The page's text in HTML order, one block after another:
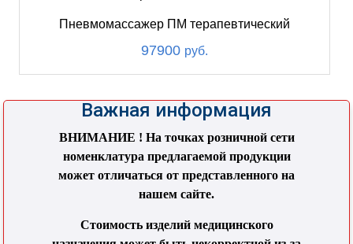
Пневмомассажер ПМ терапевтический
97900 руб.
Важная информация
ВНИМАНИЕ ! На точках розничной сети
номенклатура предлагаемой продукции
может отличаться от представленного на
нашем сайте.
Стоимость изделий медицинского